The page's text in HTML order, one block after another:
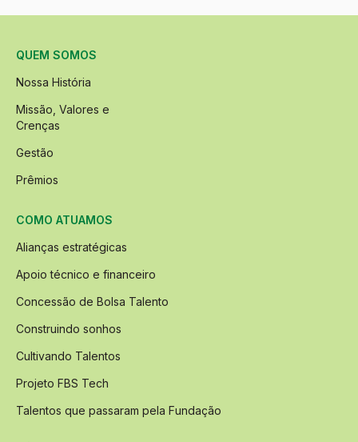
QUEM SOMOS
Nossa História
Missão, Valores e
Crenças
Gestão
Prêmios
COMO ATUAMOS
Alianças estratégicas
Apoio técnico e financeiro
Concessão de Bolsa Talento
Construindo sonhos
Cultivando Talentos
Projeto FBS Tech
Talentos que passaram pela Fundação